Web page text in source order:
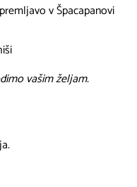
v Špacapanovi
vašim željam.